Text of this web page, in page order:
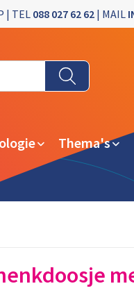
| TEL 088 027 62 62| MAIL
Thema's